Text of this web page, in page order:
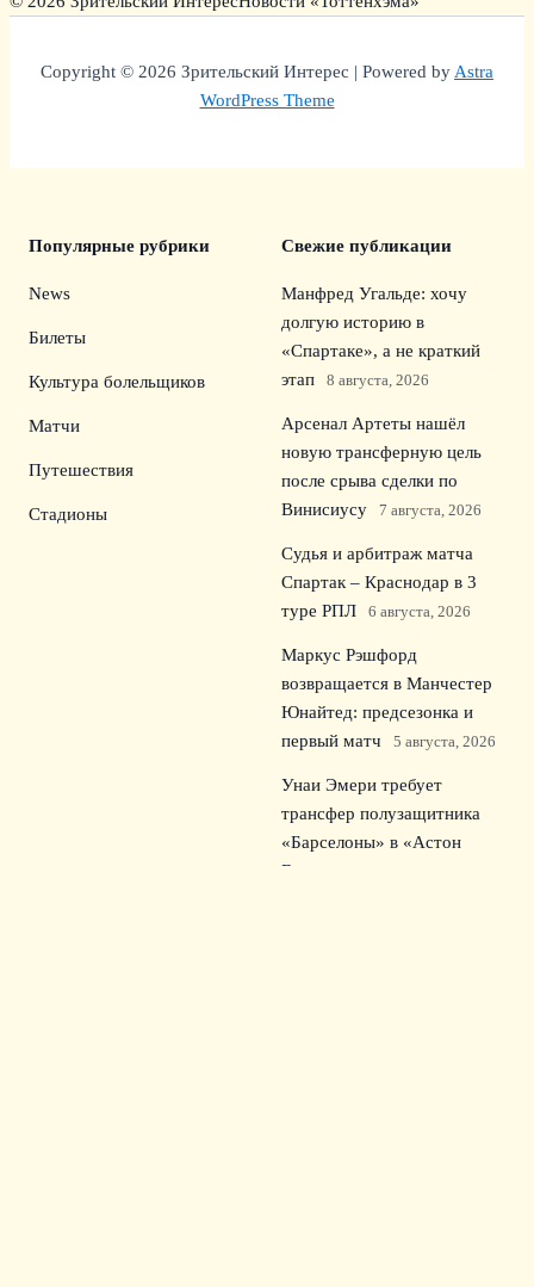
Copyright © 2026 Зрительский Интерес | Powered byAstra
WordPress Theme
Популярные рубрики
News
Билеты
Культура болельщиков
Матчи
Путешествия
Стадионы
Свежие публикации
Манфред Угальде: хочу
долгую историю в
«Спартаке», а не краткий
этап
8 августа, 2026
Арсенал Артеты нашёл
новую трансферную цель
после срыва сделки по
Винисиусу
7 августа, 2026
Судья и арбитраж матча
Спартак – Краснодар в 3
туре РПЛ
6 августа, 2026
Маркус Рэшфорд
возвращается в Манчестер
Юнайтед: предсезонка и
первый матч
5 августа, 2026
Унаи Эмери требует
трансфер полузащитника
«Барселоны» в «Астон
Виллу»